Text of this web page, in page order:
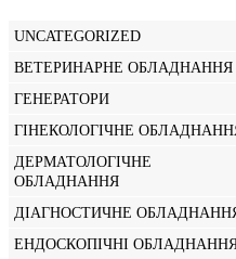
UNCATEGORIZED
ВЕТЕРИНАРНЕ ОБЛАДНАННЯ
ГЕНЕРАТОРИ
ГІНЕКОЛОГІЧНЕ
ДЕРМАТОЛОГІЧНЕ
ОБЛАДНАННЯ
ДІАГНОСТИЧНЕ
ЕНДОСКОПІЧНІ